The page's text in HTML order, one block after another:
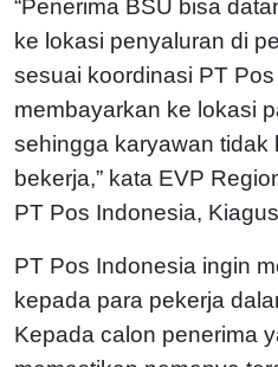
“Penerima BSU bisa
ke lokasi penyaluran di
sesuai koordinasi PT
membayarkan ke lokasi
sehingga karyawan tidak
bekerja,” kata EVP
PT Pos Indonesia,
PT Pos Indonesia ingin
kepada para pekerja
Kepada calon penerima